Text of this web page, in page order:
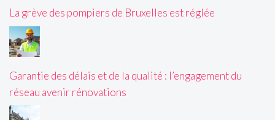
La grève des pompiers de Bruxelles est réglée
Garantie des délais et de la qualité : l’engagement du
réseau avenir rénovations